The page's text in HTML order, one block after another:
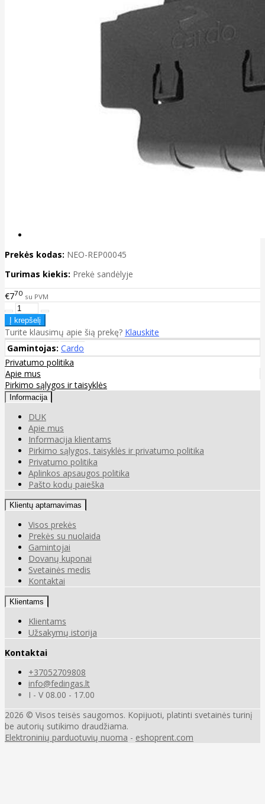
Prekės kodas: NEO-REP00045
Turimas kiekis: Prekė sandėlyje
€770 su PVM
Turite klausimų apie šią prekę? Klauskite
Gamintojas: Cardo
Privatumo politika
Apie mus
Pirkimo sąlygos ir taisyklės
Informacija
DUK
Apie mus
Informacija klientams
Pirkimo sąlygos, taisyklės ir privatumo politika
Privatumo politika
Aplinkos apsaugos politika
Pašto kodų paieška
Klientų aptarnavimas
Visos prekės
Prekės su nuolaida
Gamintojai
Dovanų kuponai
Svetainės medis
Kontaktai
Klientams
Klientams
Užsakymų istorija
Kontaktai
+37052709808
info@fedingas.lt
I - V 08.00 - 17.00
2026 © Visos teisės saugomos. Kopijuoti, platinti svetainės turinį
be autorių sutikimo draudžiama.
Elektroninių parduotuvių nuoma - eshoprent.com